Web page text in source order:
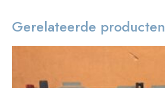
Gerelateerde producten